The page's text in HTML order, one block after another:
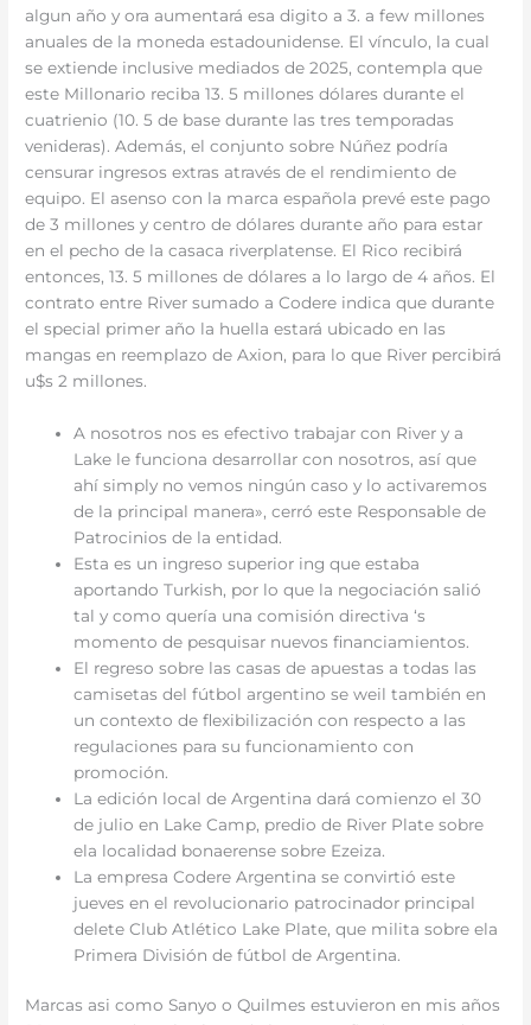
algun año y ora aumentará esa digito a 3. a few millones
anuales de la moneda estadounidense. El vínculo, la cual
se extiende inclusive mediados de 2025, contempla que
este Millonario reciba 13. 5 millones dólares durante el
cuatrienio (10. 5 de base durante las tres temporadas
venideras). Además, el conjunto sobre Núñez podría
censurar ingresos extras através de el rendimiento de
equipo. El asenso con la marca española prevé este pago
de 3 millones y centro de dólares durante año para estar
en el pecho de la casaca riverplatense. El Rico recibirá
entonces, 13. 5 millones de dólares a lo largo de 4 años. El
contrato entre River sumado a Codere indica que durante
el special primer año la huella estará ubicado en las
mangas en reemplazo de Axion, para lo que River percibirá
u$s 2 millones.
A nosotros nos es efectivo trabajar con River y a
Lake le funciona desarrollar con nosotros, así que
ahí simply no vemos ningún caso y lo activaremos
de la principal manera», cerró este Responsable de
Patrocinios de la entidad.
Esta es un ingreso superior ing que estaba
aportando Turkish, por lo que la negociación salió
tal y como quería una comisión directiva ‘s
momento de pesquisar nuevos financiamientos.
El regreso sobre las casas de apuestas a todas las
camisetas del fútbol argentino se weil también en
un contexto de flexibilización con respecto a las
regulaciones para su funcionamiento con
promoción.
La edición local de Argentina dará comienzo el 30
de julio en Lake Camp, predio de River Plate sobre
ela localidad bonaerense sobre Ezeiza.
La empresa Codere Argentina se convirtió este
jueves en el revolucionario patrocinador principal
delete Club Atlético Lake Plate, que milita sobre ela
Primera División de fútbol de Argentina.
Marcas asi como Sanyo o Quilmes estuvieron en mis años